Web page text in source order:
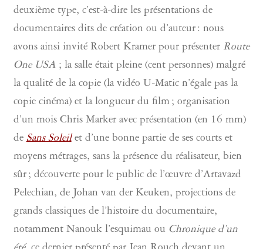
deuxième type, c’est-à-dire les présentations de
documentaires dits de création ou d’auteur : nous
avons ainsi invité Robert Kramer pour présenter Route
One USA; la salle était pleine (cent personnes) malgré
la qualité de la copie (la vidéo U-Matic n’égale pas la
copie cinéma) et la longueur du film ; organisation
d’un mois Chris Marker avec présentation (en 16 mm)
deSans Soleilet d’une bonne partie de ses courts et
moyens métrages, sans la présence du réalisateur, bien
sûr ; découverte pour le public de l’œuvre d’Artavazd
Pelechian, de Johan van der Keuken, projections de
grands classiques de l’histoire du documentaire,
notamment Nanouk l’esquimau ou Chronique d’un